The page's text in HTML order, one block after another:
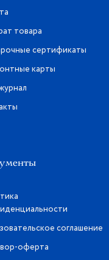
товара
сертификаты
карты
соглашение
оферта